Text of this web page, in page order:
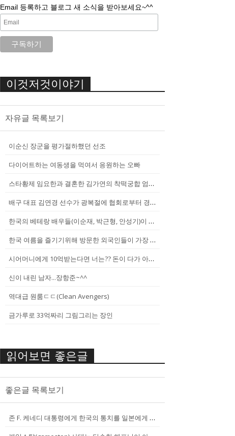
Email 등록하고 블로그 새 소식을 받아보세요~^^
이것저것이야기
자유글 목록보기
이순신 장군을 평가절하했던 선조
다이어트하는 여동생을 먹여서 응원하는 오빠
스타황제 임요한과 결혼한 김가연의 착떡궁합 엄마 내조
배구 대표 김연경 선수가 광복절에 협회로부터 경고를 받았던 이유
한국의 베테랑 배우들(이순재, 박근형, 안성기)이 말하는 젊은 배우들
한국 여름을 즐기기위해 방문한 외국인들이 가장 신기하게 느끼는 것(암내가...
시어머니에게 10억받는다면 너는?? 돈이 다가 아냐~날 성장 시켜줄 남자...
신이 내린 남자...장항준~^^
역대급 원룸ㄷㄷ(Clean Avengers)
금가루로 33억짜리 그림그리는 장인
읽어보면 좋은글
좋은글 목록보기
존 F. 케네디 대통령에게 한국의 통치를 일본에게 넘기는걸 반대한 펄벅 ...